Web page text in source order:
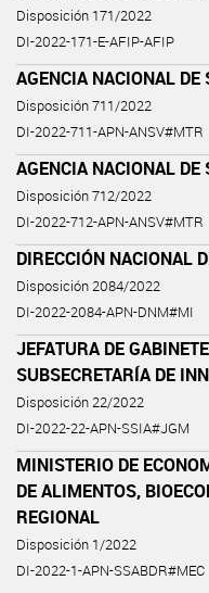
Disposición 171/2022
DI-2022-171-E-AFIP-AFIP
AGENCIA NACIONAL DE
Disposición 711/2022
DI-2022-711-APN-ANSV#MTR
AGENCIA NACIONAL DE
Disposición 712/2022
DI-2022-712-APN-ANSV#MTR
DIRECCIÓN NACIONAL
Disposición 2084/2022
DI-2022-2084-APN-DNM#MI
JEFATURA DE
SUBSECRETARÍA DE
Disposición 22/2022
DI-2022-22-APN-SSIA#JGM
MINISTERIO DE
DE ALIMENTOS,
REGIONAL
Disposición 1/2022
DI-2022-1-APN-SSABDR#MEC